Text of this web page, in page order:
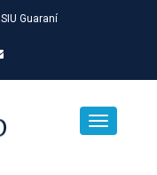
SIU Guaraní